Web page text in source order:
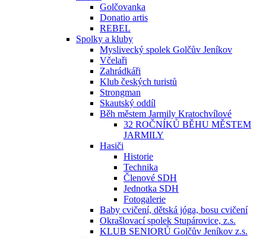
Golčovanka
Donatio artis
REBEL
Spolky a kluby
Myslivecký spolek Golčův Jeníkov
Včelaři
Zahrádkáři
Klub českých turistů
Strongman
Skautský oddíl
Běh městem Jarmily Kratochvílové
32 ROČNÍKŮ BĚHU MĚSTEM
JARMILY
Hasiči
Historie
Technika
Členové SDH
Jednotka SDH
Fotogalerie
Baby cvičení, dětská jóga, bosu cvičení
Okrašlovací spolek Stupárovice, z.s.
KLUB SENIORŮ Golčův Jeníkov z.s.